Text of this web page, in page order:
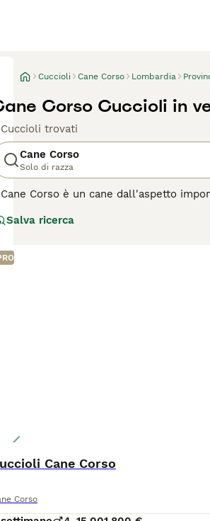
Cuccioli Cane Corso Lombardia
Corso Cuccioli in
trovati
Cane Corso
Solo di razza
Corso è un cane dall'aspetto
meraviglioso e alla loro natura
la
Salva ricerca
Cane Corso
Corso